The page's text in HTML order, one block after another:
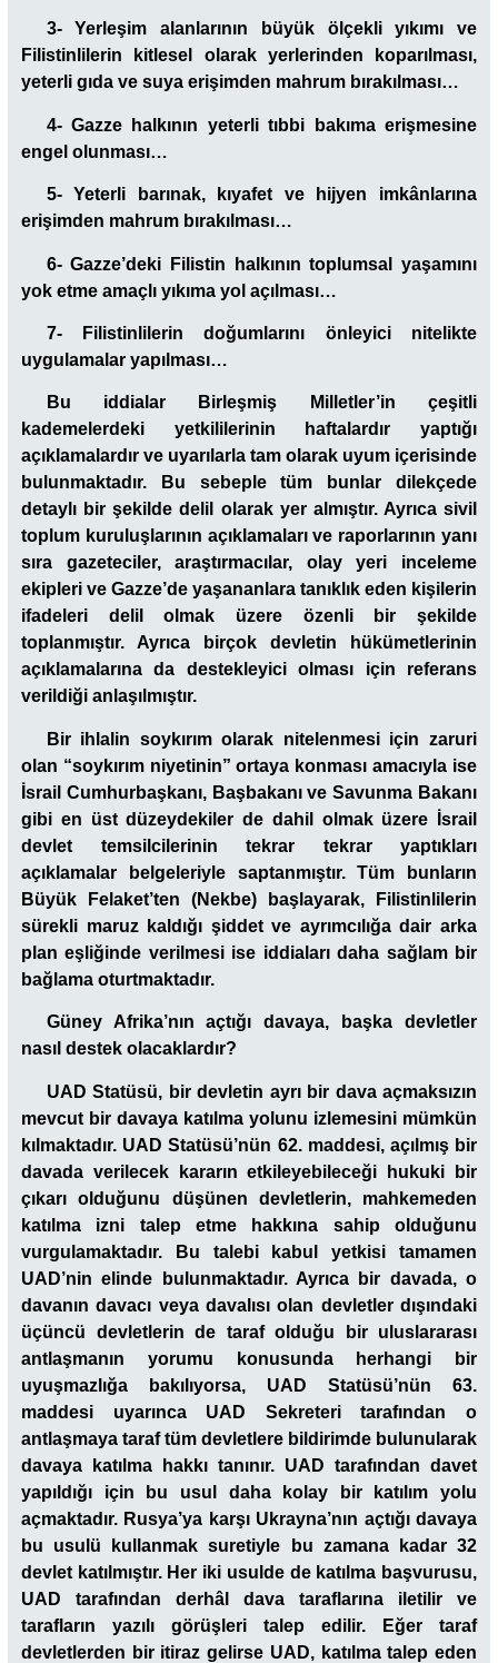
3- Yerleşim alanlarının büyük ölçekli yıkımı ve
Filistinlilerin kitlesel olarak yerlerinden koparılması,
yeterli gıda ve suya erişimden mahrum bırakılması…
4- Gazze halkının yeterli tıbbi bakıma erişmesine
engel olunması…
5- Yeterli barınak, kıyafet ve hijyen imkânlarına
erişimden mahrum bırakılması…
6- Gazze’deki Filistin halkının toplumsal yaşamını
yok etme amaçlı yıkıma yol açılması…
7- Filistinlilerin doğumlarını önleyici nitelikte
uygulamalar yapılması…
Bu iddialar Birleşmiş Milletler’in çeşitli
kademelerdeki yetkililerinin haftalardır yaptığı
açıklamalardır ve uyarılarla tam olarak uyum içerisinde
bulunmaktadır. Bu sebeple tüm bunlar dilekçede
detaylı bir şekilde delil olarak yer almıştır. Ayrıca sivil
toplum kuruluşlarının açıklamaları ve raporlarının yanı
sıra gazeteciler, araştırmacılar, olay yeri inceleme
ekipleri ve Gazze’de yaşananlara tanıklık eden kişilerin
ifadeleri delil olmak üzere özenli bir şekilde
toplanmıştır. Ayrıca birçok devletin hükümetlerinin
açıklamalarına da destekleyici olması için referans
verildiği anlaşılmıştır.
Bir ihlalin soykırım olarak nitelenmesi için zaruri
olan “soykırım niyetinin” ortaya konması amacıyla ise
İsrail Cumhurbaşkanı, Başbakanı ve Savunma Bakanı
gibi en üst düzeydekiler de dahil olmak üzere İsrail
devlet temsilcilerinin tekrar tekrar yaptıkları
açıklamalar belgeleriyle saptanmıştır. Tüm bunların
Büyük Felaket’ten (Nekbe) başlayarak, Filistinlilerin
sürekli maruz kaldığı şiddet ve ayrımcılığa dair arka
plan eşliğinde verilmesi ise iddiaları daha sağlam bir
bağlama oturtmaktadır.
Güney Afrika’nın açtığı davaya, başka devletler
nasıl destek olacaklardır?
UAD Statüsü, bir devletin ayrı bir dava açmaksızın
mevcut bir davaya katılma yolunu izlemesini mümkün
kılmaktadır. UAD Statüsü’nün 62. maddesi, açılmış bir
davada verilecek kararın etkileyebileceği hukuki bir
çıkarı olduğunu düşünen devletlerin, mahkemeden
katılma izni talep etme hakkına sahip olduğunu
vurgulamaktadır. Bu talebi kabul yetkisi tamamen
UAD’nin elinde bulunmaktadır. Ayrıca bir davada, o
davanın davacı veya davalısı olan devletler dışındaki
üçüncü devletlerin de taraf olduğu bir uluslararası
antlaşmanın yorumu konusunda herhangi bir
uyuşmazlığa bakılıyorsa, UAD Statüsü’nün 63.
maddesi uyarınca UAD Sekreteri tarafından o
antlaşmaya taraf tüm devletlere bildirimde bulunularak
davaya katılma hakkı tanınır. UAD tarafından davet
yapıldığı için bu usul daha kolay bir katılım yolu
açmaktadır. Rusya’ya karşı Ukrayna’nın açtığı davaya
bu usulü kullanmak suretiyle bu zamana kadar 32
devlet katılmıştır. Her iki usulde de katılma başvurusu,
UAD tarafından derhâl dava taraflarına iletilir ve
tarafların yazılı görüşleri talep edilir. Eğer taraf
devletlerden bir itiraz gelirse UAD, katılma talep eden